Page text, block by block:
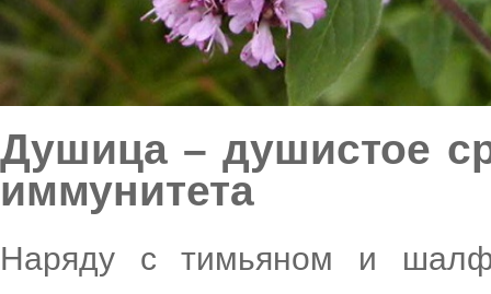
Душица – душистое
иммунитета
Наряду с тимьяном и